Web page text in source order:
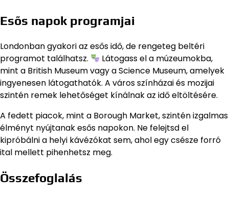
Esős napok programjai
Londonban gyakori az esős idő, de rengeteg beltéri
programot találhatsz.
Látogass el a múzeumokba,
mint a British Museum vagy a Science Museum, amelyek
ingyenesen látogathatók. A város színházai és mozijai
szintén remek lehetőséget kínálnak az idő eltöltésére.
A fedett piacok, mint a Borough Market, szintén izgalmas
élményt nyújtanak esős napokon. Ne felejtsd el
kipróbálni a helyi kávézókat sem, ahol egy csésze forró
ital mellett pihenhetsz meg.
Összefoglalás